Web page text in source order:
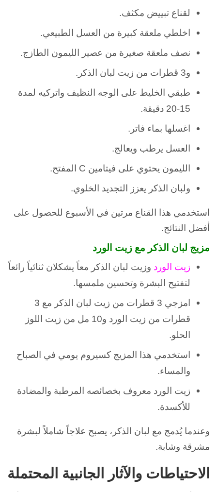
لقناع تبييض مكثف.
اخلطي ملعقة كبيرة من العسل الطبيعي.
نصف ملعقة صغيرة من عصير الليمون الطازج.
و3 قطرات من زيت لبان الذكر.
طبقي الخليط على الوجه النظيف واتركيه لمدة
15-20 دقيقة.
اغسلها بماء فاتر.
العسل يرطب ويعالج.
الليمون يحتوي على فيتامين C المفتح.
ولبان الذكر يعزز التجديد الخلوي.
استخدمي هذا القناع مرتين في الأسبوع للحصول على
أفضل النتائج.
مزيج لبان الذكر مع زيت الورد
زيت الورد وزيت لبان الذكر معاً يشكلان ثنائياً رائعاً
لتفتيح البشرة وتحسين ملمسها.
امزجي 3 قطرات من زيت لبان الذكر مع 3
قطرات من زيت الورد و10 مل من زيت اللوز
الحلو.
استخدمي هذا المزيج كسيروم يومي في الصباح
والمساء.
زيت الورد معروف بخصائصه المرطبة والمضادة
للأكسدة.
وعندما يُدمج مع لبان الذكر، يصبح علاجاً شاملاً لبشرة
مشرقة وشابة.
الاحتياطات والآثار الجانبية المحتملة